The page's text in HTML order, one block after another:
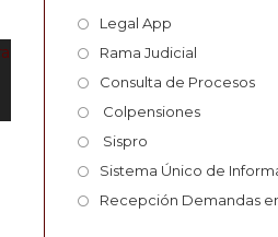
Legal App
Rama Judicial
Consulta de Procesos
Colpensiones
Sispro
Sistema Único de
Recepción Demandas